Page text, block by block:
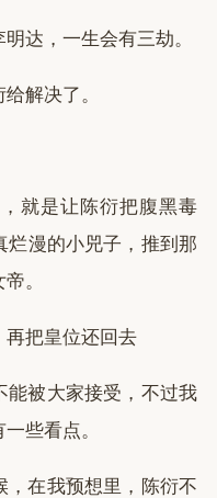
达，一生会有三劫。
解决了。
就是让陈衍把腹黑毒
烂漫的小兕子，推到那
。
再把皇位还回去
能被大家接受，不过我
些看点。
，在我预想里，陈衍不